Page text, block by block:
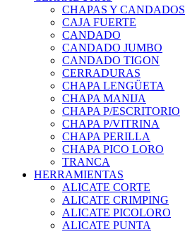
CHAPAS Y CANDADOS
CAJA FUERTE
CANDADO
CANDADO JUMBO
CANDADO TIGON
CERRADURAS
CHAPA LENGÜETA
CHAPA MANIJA
CHAPA P/ESCRITORIO
CHAPA P/VITRINA
CHAPA PERILLA
CHAPA PICO LORO
TRANCA
HERRAMIENTAS
ALICATE CORTE
ALICATE CRIMPING
ALICATE PICOLORO
ALICATE PUNTA